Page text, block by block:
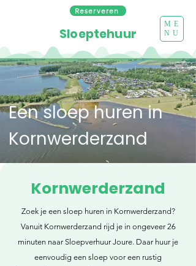
Reserveren
ME
NU
Sloeptehuur
Een sloep huren in
Kornwerderzand
Kornwerderzand
Zoek je een sloep huren in Kornwerderzand?
Vanuit Kornwerderzand rijd je in ongeveer 26
minuten naar Sloepverhuur Joure. Daar huur je
eenvoudig een sloep voor een rustig